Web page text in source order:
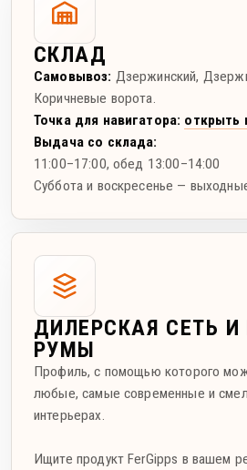
СКЛАД
Самовывоз: Дзержинский,
Коричневые ворота.
Точка для навигатора: открыть
Выдача со склада:
11:00–17:00, обед 13:00–14:00
Суббота и воскресенье —
ДИЛЕРСКАЯ СЕТЬ
РУМЫ
Профиль, с помощью которого
любые, самые современные и
интерьерах.
Ищите продукт FerGipps в вашем